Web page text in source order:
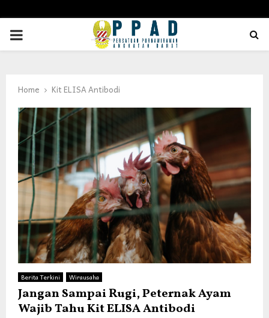
PRIMARY
Home Kit ELISA Antibodi
Berita Terkini Wirausaha
Jangan Sampai Rugi, Peternak Ayam
Wajib Tahu Kit ELISA Antibodi